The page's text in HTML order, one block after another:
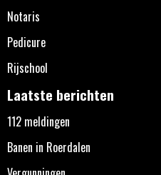
Notaris
Pedicure
Rijschool
Laatste berichten
112 meldingen
Banen in Roerdalen